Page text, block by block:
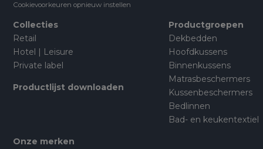
Cookievoorkeuren opnieuw instellen
Collecties
Retail
Hotel | Leisure
Private label
Productlijst downloaden
Productgroepen
Dekbedden
Hoofdkussens
Binnenkussens
Matrasbeschermers
Kussenbeschermers
Bedlinnen
Bad- en keukentextiel
Onze merken